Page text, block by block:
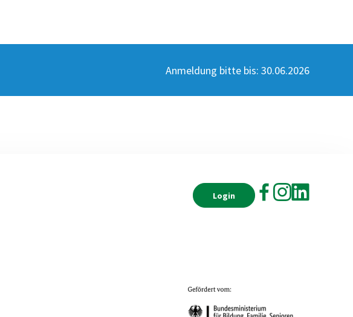
Anmeldung bitte bis: 30.06.2026
Login